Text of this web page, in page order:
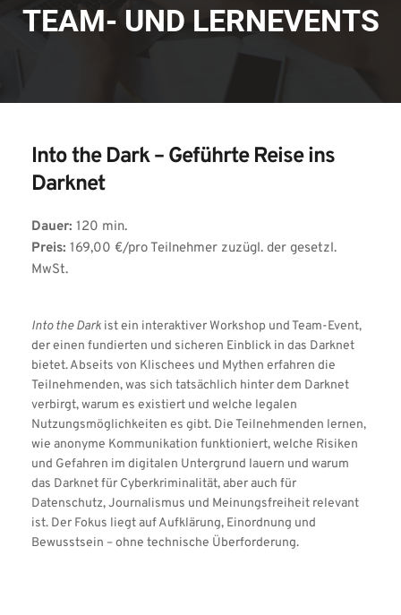
TEAM- UND LERNEVENTS
Into the Dark – Geführte Reise ins
Darknet
Dauer: 120 min.
Preis: 169,00 €/pro Teilnehmer zuzügl. der gesetzl.
MwSt.
Into the Dark ist ein interaktiver Workshop und Team-Event,
der einen fundierten und sicheren Einblick in das Darknet
bietet. Abseits von Klischees und Mythen erfahren die
Teilnehmenden, was sich tatsächlich hinter dem Darknet
verbirgt, warum es existiert und welche legalen
Nutzungsmöglichkeiten es gibt. Die Teilnehmenden lernen,
wie anonyme Kommunikation funktioniert, welche Risiken
und Gefahren im digitalen Untergrund lauern und warum
das Darknet für Cyberkriminalität, aber auch für
Datenschutz, Journalismus und Meinungsfreiheit relevant
ist. Der Fokus liegt auf Aufklärung, Einordnung und
Bewusstsein – ohne technische Überforderung.